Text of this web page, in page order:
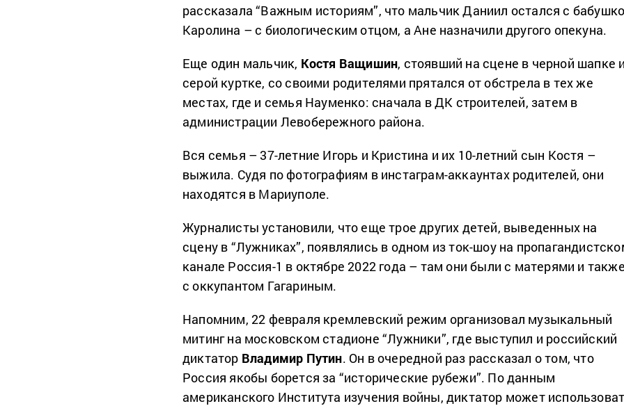
рассказала “Важным историям”, что мальчик Даниил остался с
Каролина – с биологическим отцом, а Ане назначили другого опекуна.
Еще один мальчик, Костя Ващишин, стоявший на сцене в черной шапке
серой куртке, со своими родителями прятался от обстрела в тех же
местах, где и семья Науменко: сначала в ДК строителей, затем в
администрации Левобережного района.
Вся семья – 37-летние Игорь и Кристина и их 10-летний сын Костя –
выжила. Судя по фотографиям в инстаграм-аккаунтах родителей, они
находятся в Мариуполе.
Журналисты установили, что еще трое других детей, выведенных на
сцену в “Лужниках”, появлялись в одном из ток-шоу на
канале Россия-1 в октябре 2022 года – там они были с матерями и
с оккупантом Гагариным.
Напомним, 22 февраля кремлевский режим организовал музыкальный
митинг на московском стадионе “Лужники”, где выступил и российский
диктатор Владимир Путин. Он в очередной раз рассказал о том, что
Россия якобы борется за “исторические рубежи”. По данным
американского Института изучения войны, диктатор может